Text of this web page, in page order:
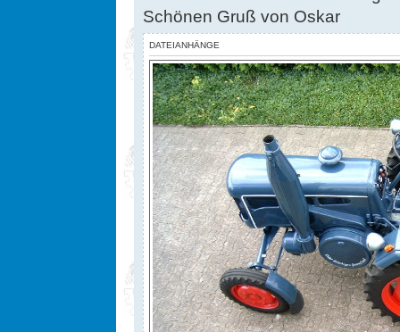
Schönen Gruß von Oskar
DATEIANHÄNGE